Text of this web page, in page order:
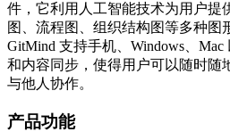
件，它利用人工智能技术为用户提
图、流程图、组织结构图等多种图
GitMind 支持手机、Windows、
和内容同步，使得用户可以随时随
与他人协作。
产品功能